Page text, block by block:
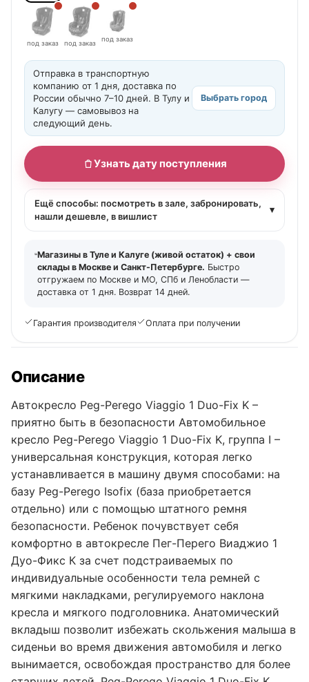
под заказ под заказ под заказ
Отправка в транспортную
компанию от 1 дня, доставка по
России обычно 7–10 дней. В Тулу и
Калугу — самовывоз на
следующий день.
Выбрать город
Узнать дату поступления
Ещё способы: посмотреть в зале, забронировать,
нашли дешевле, в вишлист
▾
Магазины в Туле и Калуге (живой остаток) + свои
склады в Москве и Санкт-Петербурге. Быстро
отгружаем по Москве и МО, СПб и Ленобласти —
доставка от 1 дня. Возврат 14 дней.
Гарантия производителя Оплата при получении
Описание
Автокресло Peg-Perego Viaggio 1 Duo-Fix K –
приятно быть в безопасности Автомобильное
кресло Peg-Perego Viaggio 1 Duo-Fix K, группа I –
универсальная конструкция, которая легко
устанавливается в машину двумя способами: на
базу Peg-Perego Isofix (база приобретается
отдельно) или с помощью штатного ремня
безопасности. Ребенок почувствует себя
комфортно в автокресле Пег-Перего Виаджио 1
Дуо-Фикс К за счет подстраиваемых по
индивидуальные особенности тела ремней с
мягкими накладками, регулируемого наклона
кресла и мягкого подголовника. Анатомический
вкладыш позволит избежать скольжения малыша в
сиденьи во время движения автомобиля и легко
вынимается, освобождая пространство для более